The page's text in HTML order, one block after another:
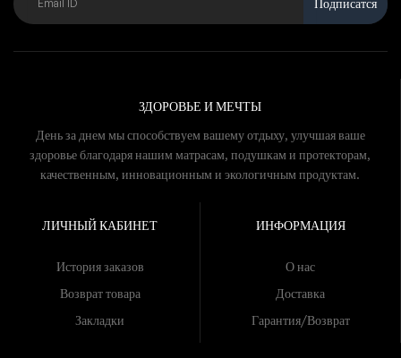
ЗДОРОВЬЕ И МЕЧТЫ
День за днем мы способствуем вашему отдыху, улучшая ваше
здоровье благодаря нашим матрасам, подушкам и протекторам,
качественным, инновационным и экологичным продуктам.
ЛИЧНЫЙ КАБИНЕТ
История заказов
Возврат товара
Закладки
ИНФОРМАЦИЯ
О нас
Доставка
Гарантия/Возврат